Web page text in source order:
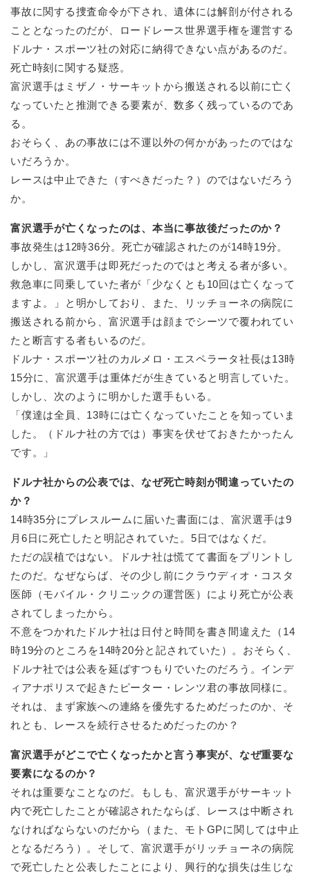
事故に関する捜査命令が下され、遺体には解剖が付される
こととなったのだが、ロードレース世界選手権を運営する
ドルナ・スポーツ社の対応に納得できない点があるのだ。
死亡時刻に関する疑惑。
富沢選手はミザノ・サーキットから搬送される以前に亡く
なっていたと推測できる要素が、数多く残っているのであ
る。
おそらく、あの事故には不運以外の何かがあったのではな
いだろうか。
レースは中止できた（すべきだった？）のではないだろう
か。
富沢選手が亡くなったのは、本当に事故後だったのか？
事故発生は12時36分。死亡が確認されたのが14時19分。
しかし、富沢選手は即死だったのではと考える者が多い。
救急車に同乗していた者が「少なくとも10回は亡くなって
ますよ。」と明かしており、また、リッチョーネの病院に
搬送される前から、富沢選手は顔までシーツで覆われてい
たと断言する者もいるのだ。
ドルナ・スポーツ社のカルメロ・エスペラータ社長は13時
15分に、富沢選手は重体だが生きていると明言していた。
しかし、次のように明かした選手もいる。
「僕達は全員、13時には亡くなっていたことを知っていま
した。（ドルナ社の方では）事実を伏せておきたかったん
です。」
ドルナ社からの公表では、なぜ死亡時刻が間違っていたの
か？
14時35分にプレスルームに届いた書面には、富沢選手は9
月6日に死亡したと明記されていた。5日ではなくだ。
ただの誤植ではない。ドルナ社は慌てて書面をプリントし
たのだ。なぜならば、その少し前にクラウディオ・コスタ
医師（モバイル・クリニックの運営医）により死亡が公表
されてしまったから。
不意をつかれたドルナ社は日付と時間を書き間違えた（14
時19分のところを14時20分と記されていた）。おそらく、
ドルナ社では公表を延ばすつもりでいたのだろう。インデ
ィアナポリスで起きたピーター・レンツ君の事故同様に。
それは、まず家族への連絡を優先するためだったのか、そ
れとも、レースを続行させるためだったのか？
富沢選手がどこで亡くなったかと言う事実が、なぜ重要な
要素になるのか？
それは重要なことなのだ。もしも、富沢選手がサーキット
内で死亡したことが確認されたならば、レースは中断され
なければならないのだから（また、モトGPに関しては中止
となるだろう）。そして、富沢選手がリッチョーネの病院
で死亡したと公表したことにより、興行的な損失は生じな